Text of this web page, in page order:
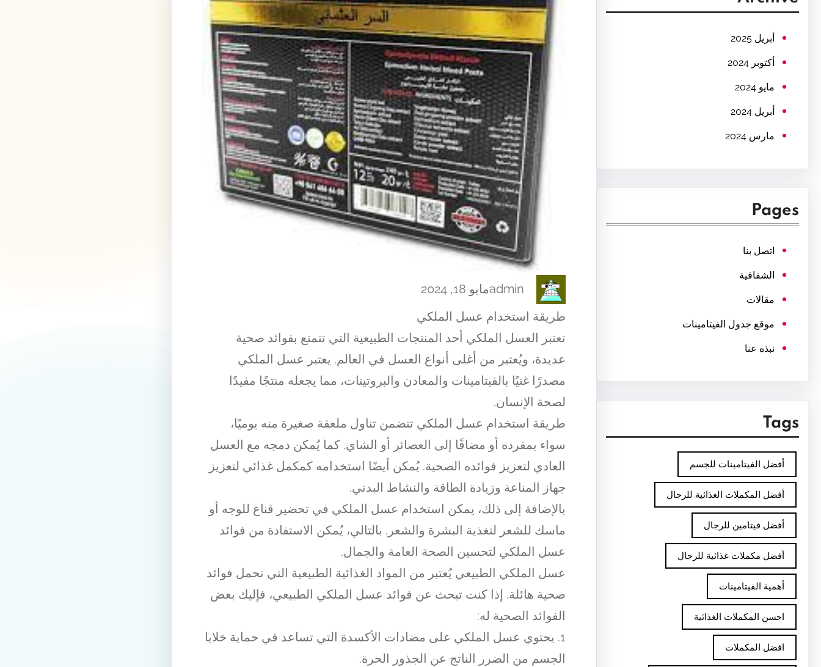
c
أبريل 2025
أكتوبر 2024
مايو 2024
أبريل 2024
مارس 2024
Pages
اتصل بنا
الشفافية
مقالات
موقع جدول الفيتامينات
نبذه عنا
Tags
أفضل الفيتامينات للجسم
أفضل المكملات الغذائية للرجال
أفضل فيتامين للرجال
أفضل مكملات غذائية للرجال
أهمية الفيتامينات
احسن المكملات الغذائية
افضل المكملات
adminمايو 18, 2024
طريقة استخدام عسل الملكي
تعتبر العسل الملكي أحد المنتجات الطبيعية التي تتمتع بفوائد صحية
عديدة، ويُعتبر من أغلى أنواع العسل في العالم. يعتبر عسل الملكي
مصدرًا غنيًا بالفيتامينات والمعادن والبروتينات، مما يجعله منتجًا مفيدًا
لصحة الإنسان.
طريقة استخدام عسل الملكي تتضمن تناول ملعقة صغيرة منه يوميًا،
سواء بمفرده أو مضافًا إلى العصائر أو الشاي. كما يُمكن دمجه مع العسل
العادي لتعزيز فوائده الصحية. يُمكن أيضًا استخدامه كمكمل غذائي لتعزيز
جهاز المناعة وزيادة الطاقة والنشاط البدني.
بالإضافة إلى ذلك، يمكن استخدام عسل الملكي في تحضير قناع للوجه أو
ماسك للشعر لتغذية البشرة والشعر. بالتالي، يُمكن الاستفادة من فوائد
عسل الملكي لتحسين الصحة العامة والجمال.
عسل الملكي الطبيعي يُعتبر من المواد الغذائية الطبيعية التي تحمل فوائد
صحية هائلة. إذا كنت تبحث عن فوائد عسل الملكي الطبيعي، فإليك بعض
الفوائد الصحية له:
1. يحتوي عسل الملكي على مضادات الأكسدة التي تساعد في حماية خلايا
الجسم من الضرر الناتج عن الجذور الحرة.